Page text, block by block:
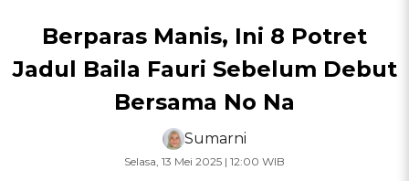
Berparas Manis, Ini 8 Potret
Jadul Baila Fauri Sebelum Debut
Bersama No Na
Sumarni
Selasa, 13 Mei 2025 | 12:00 WIB